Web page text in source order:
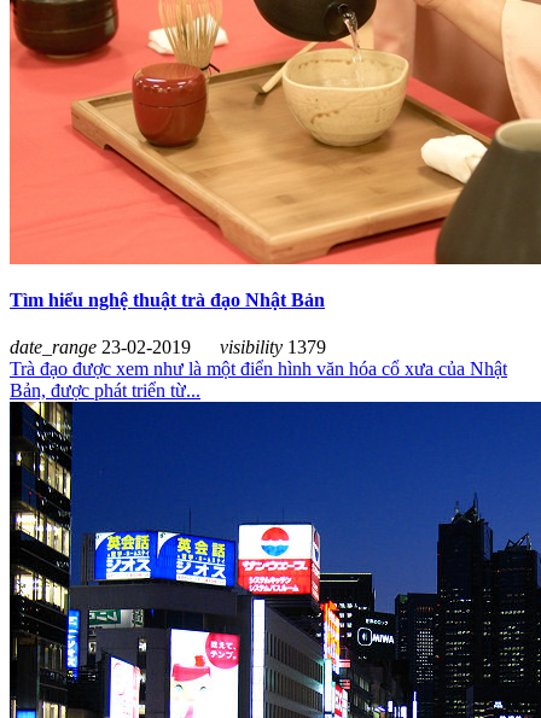
Tìm hiểu nghệ thuật trà đạo Nhật Bản
date_range 23-02-2019 visibility 1379
Trà đạo được xem như là một điển hình văn hóa cổ xưa của Nhật
Bản, được phát triển từ...